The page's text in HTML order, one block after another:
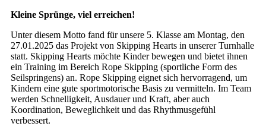
Kleine Sprünge, viel erreichen!
Unter diesem Motto fand für unsere 5. Klasse am Montag, den
27.01.2025 das Projekt von Skipping Hearts in unserer Turnhalle
statt. Skipping Hearts möchte Kinder bewegen und bietet ihnen
ein Training im Bereich Rope Skipping (sportliche Form des
Seilspringens) an. Rope Skipping eignet sich hervorragend, um
Kindern eine gute sportmotorische Basis zu vermitteln. Im Team
werden Schnelligkeit, Ausdauer und Kraft, aber auch
Koordination, Beweglichkeit und das Rhythmusgefühl
verbessert.